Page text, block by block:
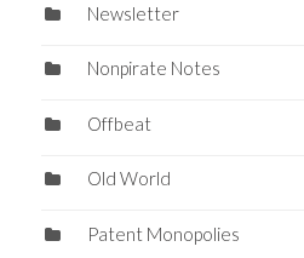
Newsletter
Nonpirate Notes
Offbeat
Old World
Patent Monopolies